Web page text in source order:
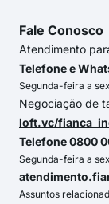
Fale Conosco
Atendimento
Telefone e
Segunda-feira a
Negociação de
loft.vc/
Telefone 0800
Segunda-feira a
Assuntos